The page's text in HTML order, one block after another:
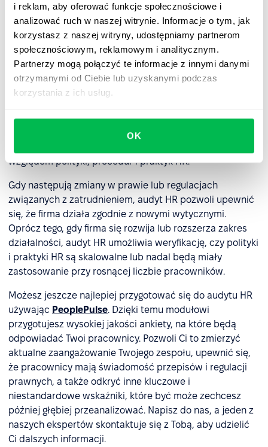
i reklam, aby oferować funkcje społecznościowe i
analizować ruch w naszej witrynie. Informacje o tym, jak
korzystasz z naszej witryny, udostępniamy partnerom
społecznościowym, reklamowym i analitycznym.
Partnerzy mogą połączyć te informacje z innymi danymi
otrzymanymi od Ciebie lub uzyskanymi podczas
korzystania z ich usług.
OK
audytu.
Kiedy jest właściwy moment na
przeprowadzenie audytu HR?
Chociaż audyt HR może być przeprowadzony w
przeprowadzenie go jest szczególnie ważne. Na przykład
podczas fuzji lub przejęcia audyt HR pomoże
względem polityki, procedur i praktyk HR.
Gdy następują zmiany w prawie lub regulacjach
związanych z zatrudnieniem, audyt HR pozwoli upewnić
się, że firma działa zgodnie z nowymi wytycznymi.
Oprócz tego, gdy firma się rozwija lub rozszerza zakres
działalności, audyt HR umożliwia weryfikację, czy polityki
i praktyki HR są skalowalne lub nadal będą miały
zastosowanie przy rosnącej liczbie pracowników.
Możesz jeszcze najlepiej przygotować się do audytu HR
używając PeoplePulse. Dzięki temu modułowi
przygotujesz wysokiej jakości ankiety, na które będą
odpowiadać Twoi pracownicy. Pozwoli Ci to zmierzyć
aktualne zaangażowanie Twojego zespołu, upewnić się,
że pracownicy mają świadomość przepisów i regulacji
prawnych, a także odkryć inne kluczowe i
niestandardowe wskaźniki, które być może zechcesz
później głębiej przeanalizować. Napisz do nas, a jeden z
naszych ekspertów skontaktuje się z Tobą, aby udzielić
Ci dalszych informacji.